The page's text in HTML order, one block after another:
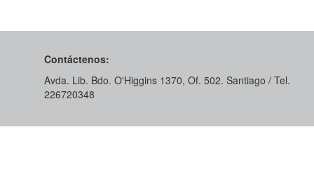
Contáctenos:
Avda. Lib. Bdo. O'Higgins 1370, Of. 502. Santiago / Tel.
226720348